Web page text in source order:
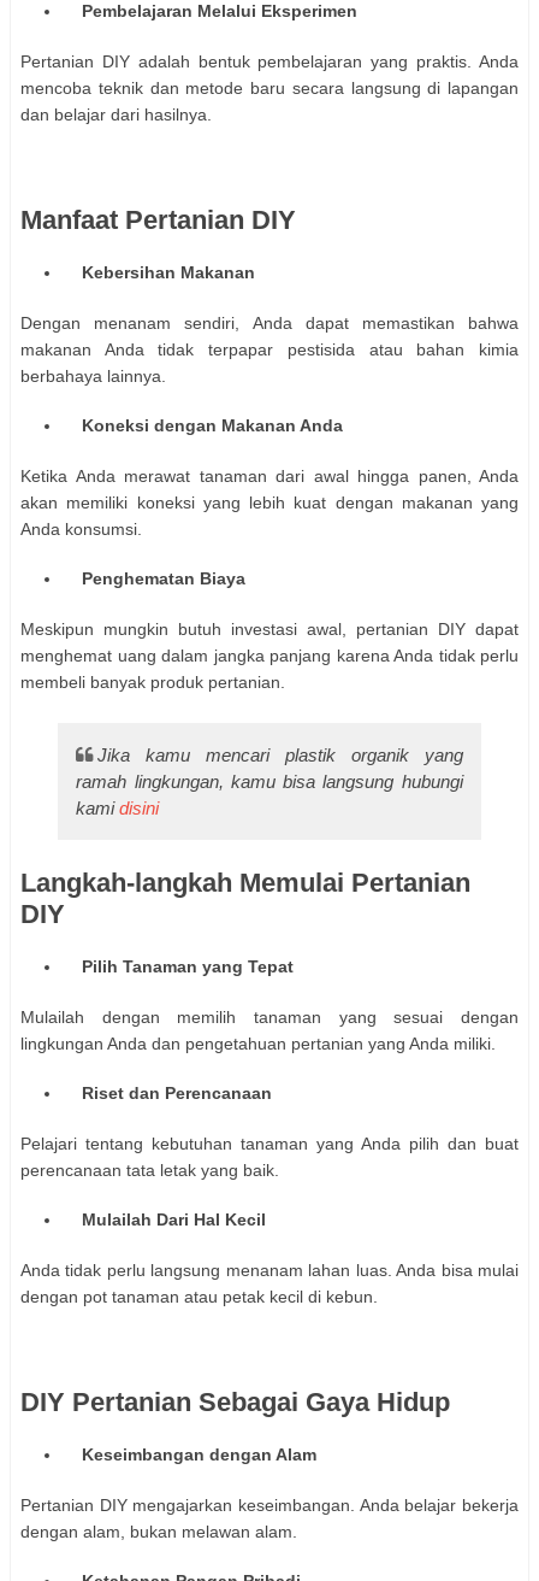
Pembelajaran Melalui Eksperimen
Pertanian DIY adalah bentuk pembelajaran yang praktis. Anda
mencoba teknik dan metode baru secara langsung di lapangan
dan belajar dari hasilnya.
Manfaat Pertanian DIY
Kebersihan Makanan
Dengan menanam sendiri, Anda dapat memastikan bahwa
makanan Anda tidak terpapar pestisida atau bahan kimia
berbahaya lainnya.
Koneksi dengan Makanan Anda
Ketika Anda merawat tanaman dari awal hingga panen, Anda
akan memiliki koneksi yang lebih kuat dengan makanan yang
Anda konsumsi.
Penghematan Biaya
Meskipun mungkin butuh investasi awal, pertanian DIY dapat
menghemat uang dalam jangka panjang karena Anda tidak perlu
membeli banyak produk pertanian.
Jika kamu mencari plastik organik yang
ramah lingkungan, kamu bisa langsung hubungi
kamidisini
Langkah-langkah Memulai Pertanian
DIY
Pilih Tanaman yang Tepat
Mulailah dengan memilih tanaman yang sesuai dengan
lingkungan Anda dan pengetahuan pertanian yang Anda miliki.
Riset dan Perencanaan
Pelajari tentang kebutuhan tanaman yang Anda pilih dan buat
perencanaan tata letak yang baik.
Mulailah Dari Hal Kecil
Anda tidak perlu langsung menanam lahan luas. Anda bisa mulai
dengan pot tanaman atau petak kecil di kebun.
DIY Pertanian Sebagai Gaya Hidup
Keseimbangan dengan Alam
Pertanian DIY mengajarkan keseimbangan. Anda belajar bekerja
dengan alam, bukan melawan alam.